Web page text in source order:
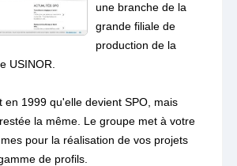
une branche de la
grande filiale de
production de la
USINOR.
en 1999 qu'elle devient SPO, mais
la même. Le groupe met à votre
pour la réalisation de vos projets
de profils.